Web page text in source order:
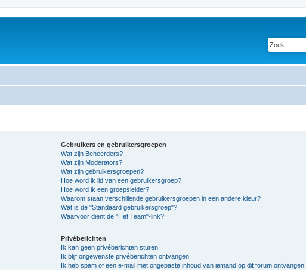
Gebruikers en gebruikersgroepen
Wat zijn Beheerders?
Wat zijn Moderators?
Wat zijn gebruikersgroepen?
Hoe word ik lid van een gebruikersgroep?
Hoe word ik een groepsleider?
Waarom staan verschillende gebruikersgroepen in een andere kleur?
Wat is de "Standaard gebruikersgroep"?
Waarvoor dient de "Het Team"-link?
Privéberichten
Ik kan geen privéberichten sturen!
Ik blijf ongewenste privéberichten ontvangen!
Ik heb spam of een e-mail met ongepaste inhoud van iemand op dit forum ontvangen!